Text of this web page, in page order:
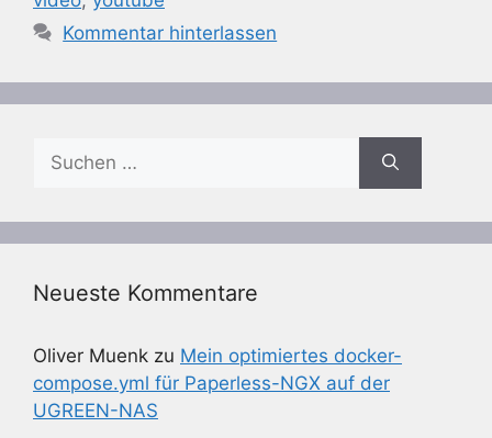
Kommentar hinterlassen
nach:
Neueste Kommentare
Oliver Muenk zu Mein optimiertes docker-
compose.yml für Paperless-NGX auf der
UGREEN-NAS